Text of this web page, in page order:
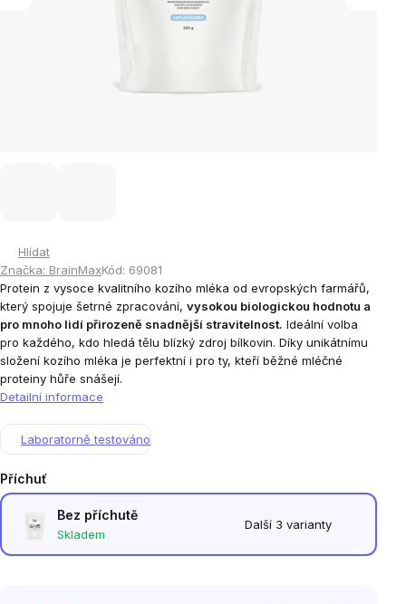
Hlídat
Značka: BrainMaxKód: 69081
Protein z vysoce kvalitního kozího mléka od evropských farmářů,
který spojuje šetrné zpracování, vysokou biologickou hodnotu a
pro mnoho lidí přirozeně snadnější stravitelnost. Ideální volba
pro každého, kdo hledá tělu blízký zdroj bílkovin. Díky unikátnímu
složení kozího mléka je perfektní i pro ty, kteří běžné mléčné
proteiny hůře snášejí.
Detailní informace
Laboratorně testováno
Příchuť
Bez příchutě
Skladem
Další 3 varianty